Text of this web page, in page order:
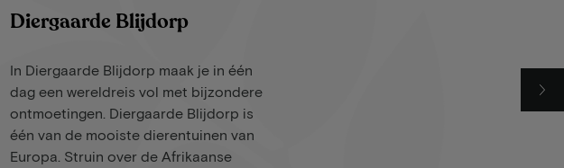
Diergaarde Blijdorp
In Diergaarde Blijdorp maak je in één
dag een wereldreis vol met bijzondere
ontmoetingen. Diergaarde Blijdorp is
één van de mooiste dierentuinen van
Europa. Struin over de Afrikaanse